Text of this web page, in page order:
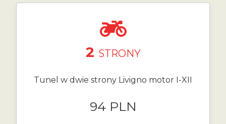
2 STRONY
Tunel w dwie strony Livigno motor I-XII
94 PLN